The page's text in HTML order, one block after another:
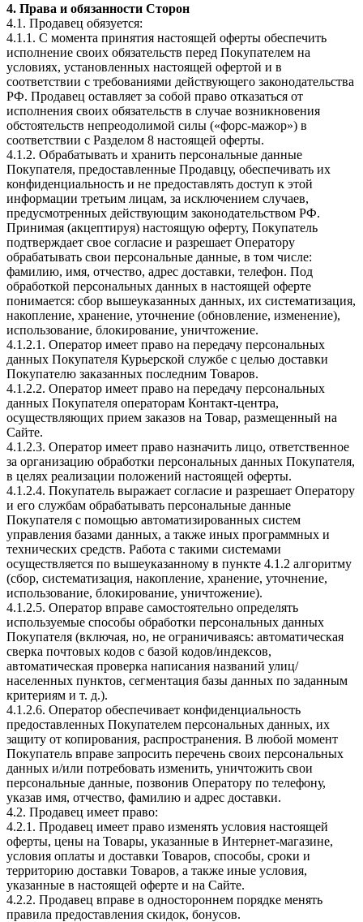
4. Права и обязанности Сторон
4.1. Продавец обязуется:
4.1.1. С момента принятия настоящей оферты обеспечить
исполнение своих обязательств перед Покупателем на
условиях, установленных настоящей офертой и в
соответствии с требованиями действующего законодательства
РФ. Продавец оставляет за собой право отказаться от
исполнения своих обязательств в случае возникновения
обстоятельств непреодолимой силы («форс-мажор») в
соответствии с Разделом 8 настоящей оферты.
4.1.2. Обрабатывать и хранить персональные данные
Покупателя, предоставленные Продавцу, обеспечивать их
конфиденциальность и не предоставлять доступ к этой
информации третьим лицам, за исключением случаев,
предусмотренных действующим законодательством РФ.
Принимая (акцептируя) настоящую оферту, Покупатель
подтверждает свое согласие и разрешает Оператору
обрабатывать свои персональные данные, в том числе:
фамилию, имя, отчество, адрес доставки, телефон. Под
обработкой персональных данных в настоящей оферте
понимается: сбор вышеуказанных данных, их систематизация,
накопление, хранение, уточнение (обновление, изменение),
использование, блокирование, уничтожение.
4.1.2.1. Оператор имеет право на передачу персональных
данных Покупателя Курьерской службе с целью доставки
Покупателю заказанных последним Товаров.
4.1.2.2. Оператор имеет право на передачу персональных
данных Покупателя операторам Контакт-центра,
осуществляющих прием заказов на Товар, размещенный на
Сайте.
4.1.2.3. Оператор имеет право назначить лицо, ответственное
за организацию обработки персональных данных Покупателя,
в целях реализации положений настоящей оферты.
4.1.2.4. Покупатель выражает согласие и разрешает Оператору
и его службам обрабатывать персональные данные
Покупателя с помощью автоматизированных систем
управления базами данных, а также иных программных и
технических средств. Работа с такими системами
осуществляется по вышеуказанному в пункте 4.1.2 алгоритму
(сбор, систематизация, накопление, хранение, уточнение,
использование, блокирование, уничтожение).
4.1.2.5. Оператор вправе самостоятельно определять
используемые способы обработки персональных данных
Покупателя (включая, но, не ограничиваясь: автоматическая
сверка почтовых кодов с базой кодов/индексов,
автоматическая проверка написания названий улиц/
населенных пунктов, сегментация базы данных по заданным
критериям и т. д.).
4.1.2.6. Оператор обеспечивает конфиденциальность
предоставленных Покупателем персональных данных, их
защиту от копирования, распространения. В любой момент
Покупатель вправе запросить перечень своих персональных
данных и/или потребовать изменить, уничтожить свои
персональные данные, позвонив Оператору по телефону,
указав имя, отчество, фамилию и адрес доставки.
4.2. Продавец имеет право:
4.2.1. Продавец имеет право изменять условия настоящей
оферты, цены на Товары, указанные в Интернет-магазине,
условия оплаты и доставки Товаров, способы, сроки и
территорию доставки Товаров, а также иные условия,
указанные в настоящей оферте и на Сайте.
4.2.2. Продавец вправе в одностороннем порядке менять
правила предоставления скидок, бонусов.